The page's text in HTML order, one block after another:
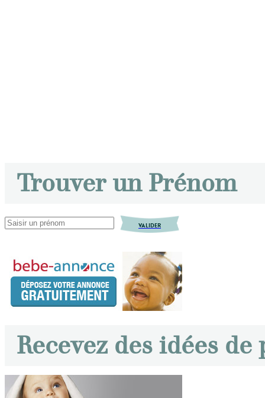
Trouver un Prénom
VALIDER
Recevez des idées